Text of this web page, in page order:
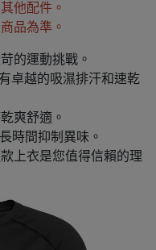
他配件。
品為準。
的運動挑戰。
卓越的吸濕排汗和速乾
爽舒適。
時間抑制異味。
上衣是您值得信賴的理